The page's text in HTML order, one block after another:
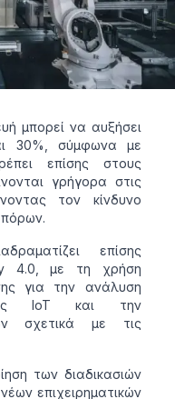
μπορεί να αυξήσει
30%, σύμφωνα με
επίσης στους
γρήγορα στις
τον κίνδυνο
επίσης
4.0, με τη χρήση
για την ανάλυση
IoT και την
σχετικά με τις
των διαδικασιών
επιχειρηματικών